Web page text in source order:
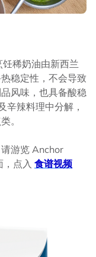
稀奶油由新西兰
稳定性，不会导致
风味，也具备酸稳
辛辣料理中分解，
。
游览 Anchor
点入 食谱视频